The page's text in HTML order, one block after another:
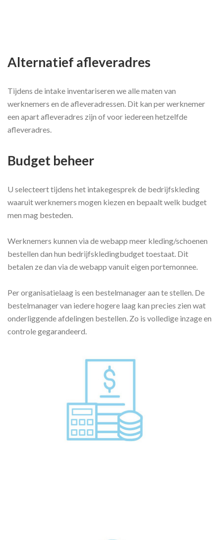
Alternatief afleveradres
Tijdens de intake inventariseren we alle maten van
werknemers en de afleveradressen. Dit kan per werknemer
een apart afleveradres zijn of voor iedereen hetzelfde
afleveradres.
Budget beheer
U selecteert tijdens het intakegesprek de bedrijfskleding
waaruit werknemers mogen kiezen en bepaalt welk budget
men mag besteden.
Werknemers kunnen via de webapp meer kleding/schoenen
bestellen dan hun bedrijfskledingbudget toestaat. Dit
betalen ze dan via de webapp vanuit eigen portemonnee.
Per organisatielaag is een bestelmanager aan te stellen. De
bestelmanager van iedere hogere laag kan precies zien wat
onderliggende afdelingen bestellen. Zo is volledige inzage en
controle gegarandeerd.